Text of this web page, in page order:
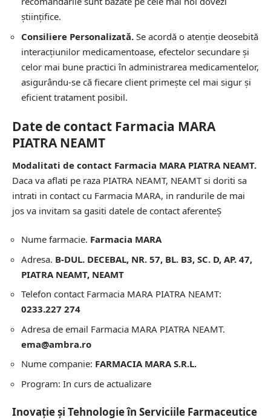
științifice.
Consiliere Personalizată. Se acordă o atenție deosebită
interacțiunilor medicamentoase, efectelor secundare și
celor mai bune practici în administrarea medicamentelor,
asigurându-se că fiecare client primește cel mai sigur și
eficient tratament posibil.
Date de contact Farmacia MARA
PIATRA NEAMT
Modalitati de contact Farmacia MARA PIATRA NEAMT.
Daca va aflati pe raza PIATRA NEAMT, NEAMT si doriti sa
intrati in contact cu Farmacia MARA, in randurile de mai
jos va invitam sa gasiti datele de contact aferenteȘ
Nume farmacie. Farmacia MARA
Adresa. B-DUL. DECEBAL, NR. 57, BL. B3, SC. D, AP. 47,
PIATRA NEAMT, NEAMT
Telefon contact Farmacia MARA PIATRA NEAMT:
0233.227 274
Adresa de email Farmacia MARA PIATRA NEAMT.
ema@ambra.ro
Nume companie: FARMACIA MARA S.R.L.
Program: In curs de actualizare
Inovație și Tehnologie în Serviciile Farmaceutice